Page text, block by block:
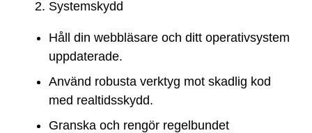
Systemskydd
Håll din webbläsare och ditt operativsystem
uppdaterade.
Använd robusta verktyg mot skadlig kod
med realtidsskydd.
Granska och rengör regelbundet